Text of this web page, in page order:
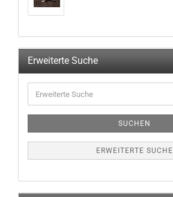
Erweiterte Suche
Suche
SUCHEN
ERWEITERTE SUCHE